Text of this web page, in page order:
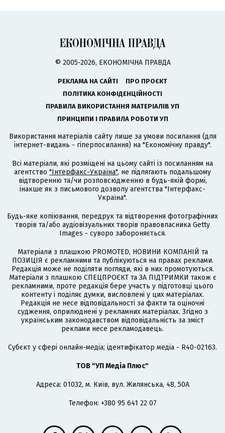
© 2005-2026, ЕКОНОМІЧНА ПРАВДА
РЕКЛАМА НА САЙТІ
ПРО ПРОЄКТ
ПОЛІТИКА КОНФІДЕНЦІЙНОСТІ
ПРАВИЛА ВИКОРИСТАННЯ МАТЕРІАЛІВ УП
ПРИНЦИПИ І ПРАВИЛА РОБОТИ УП
Використання матеріалів сайту лише за умови посилання (для
інтернет-видань - гіперпосилання) на "Економічну правду".
Всі матеріали, які розміщені на цьому сайті із посиланням на
агентство "Інтерфакс-Україна", не підлягають подальшому
відтворенню та/чи розповсюдженню в будь-якій формі,
інакше як з письмового дозволу агентства "Інтерфакс-
Україна".
Будь-яке копіювання, передрук та відтворення фотографічних
творів та/або аудіовізуальних творів правовласника Getty
Images - суворо забороняється.
Матеріали з плашкою PROMOTED, НОВИНИ КОМПАНІЙ та
ПОЗИЦІЯ є рекламними та публікуються на правах реклами.
Редакція може не поділяти погляди, які в них промотуються.
Матеріали з плашкою СПЕЦПРОЄКТ та ЗА ПІДТРИМКИ також є
рекламними, проте редакція бере участь у підготовці цього
контенту і поділяє думки, висловлені у цих матеріалах.
Редакція не несе відповідальності за факти та оціночні
судження, оприлюднені у рекламних матеріалах. Згідно з
українським законодавством відповідальність за зміст
реклами несе рекламодавець.
Cубєкт у сфері онлайн-медіа; ідентифікатор медіа - R40-02163.
ТОВ "УП Медіа Плюс"
Адреса: 01032, м. Київ, вул. Жилянська, 48, 50А
Телефон: +380 95 641 22 07